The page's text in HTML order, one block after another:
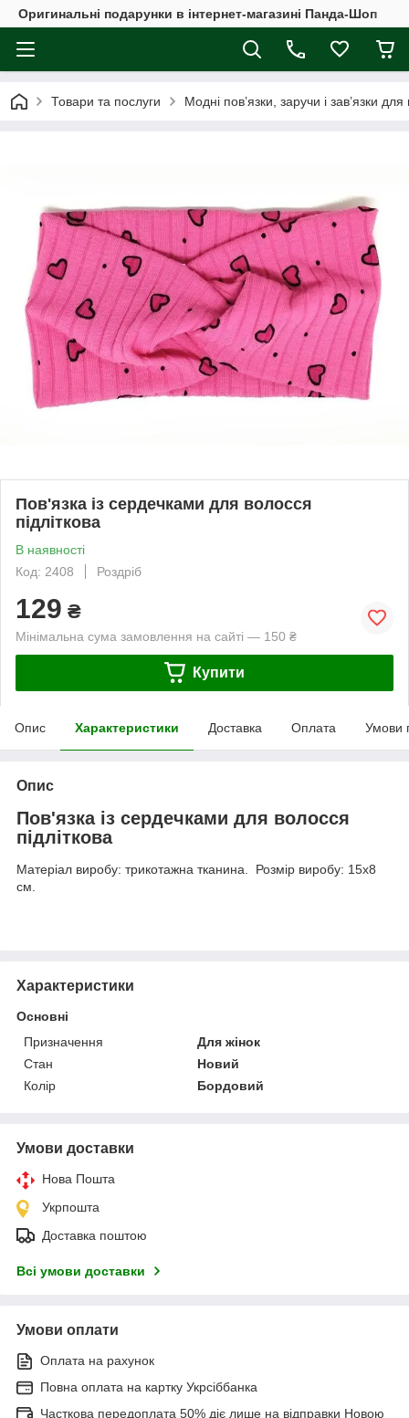
Оригинальні подарунки в інтернет-магазині Панда-Шоп
Товари та послуги Модні пов’язки, заручи і зав’язки
Пов'язка із сердечками для волосся
підліткова
В наявності
Код: 2408
Роздріб
129 ₴
Мінімальна сума замовлення на сайті — 150 ₴
Купити
Опис Характеристики Доставка Оплата Умови
Опис
Пов'язка із сердечками для волосся
підліткова
Матеріал виробу: трикотажна тканина. Розмір виробу: 15х8
см.
Характеристики
Основні
Призначення
Для жінок
Стан
Новий
Колір
Бордовий
Умови доставки
Нова Пошта
Укрпошта
Доставка поштою
Всі умови доставки
Умови оплати
Оплата на рахунок
Повна оплата на картку Укрсіббанка
Часткова передоплата 50% діє лише на відправки Новою